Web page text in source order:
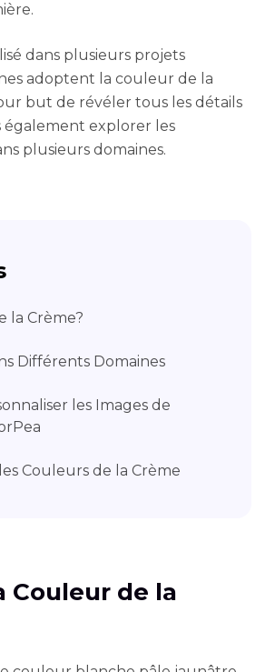
dans plusieurs projets
adoptent la couleur de la
but de révéler tous les détails
explorer les
plusieurs domaines.
la Crème?
Différents Domaines
les Images de
Couleurs de la Crème
Couleur de la